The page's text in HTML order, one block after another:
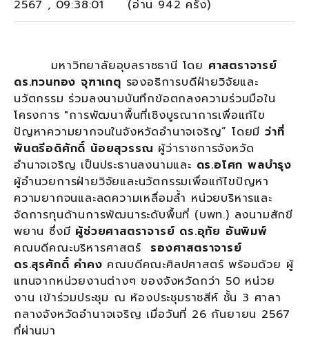
2567 , 09:38:01 (อ่าน 942 ครั้ง)
มหาวิทยาลัยอุบลราชธานี โดย ศาสตราจารย์
ดร.ทวนทอง จุฑาเกตุ รองอธิการบดีฝ่ายวิจัยและ
นวัตกรรม ร่วมลงนามบันทึกข้อตกลงความร่วมมือใน
โครงการ "การพัฒนาพื้นที่เชิงบูรณาการเพื่อแก้ไข
ปัญหาความยากจนในจังหวัดอำนาจเจริญ” โดยมี ว่าที่
พันตรีอดิศักดิ์ น้อยสุวรรณ ผู้ว่าราชการจังหวัด
อำนาจเจริญ เป็นประธานลงนามและ ดร.อโศก พลบำรุง
ผู้อำนวยการฝ่ายวิจัยและนวัตกรรมเพื่อแก้ไขปัญหา
ความยากจนและลดความเหลื่อมล้ำ หน่วยบริหารและ
จัดการทุนด้านการพัฒนาระดับพื้นที่ (บพท.) ลงนามสักขี
พยาน ซึ่งมี ผู้ช่วยศาสตราจารย์ ดร.อุทัย อันพิมพ์
คณบดีคณะบริหารศาสตร์ รองศาสตราจารย์
ดร.สุรศักดิ์ คำคง คณบดีคณะศิลปศาสตร์ พร้อมด้วย ผู้
แทนจากหน่วยงานต่างๆ ของจังหวัดกว่า 50 หน่วย
งาน เข้าร่วมประชุม ณ ห้องประชุมราชสีห์ ชั้น 3 ศาลา
กลางจังหวัดอำนาจเจริญ เมื่อวันที่ 26 กันยายน 2567
ที่ผ่านมา